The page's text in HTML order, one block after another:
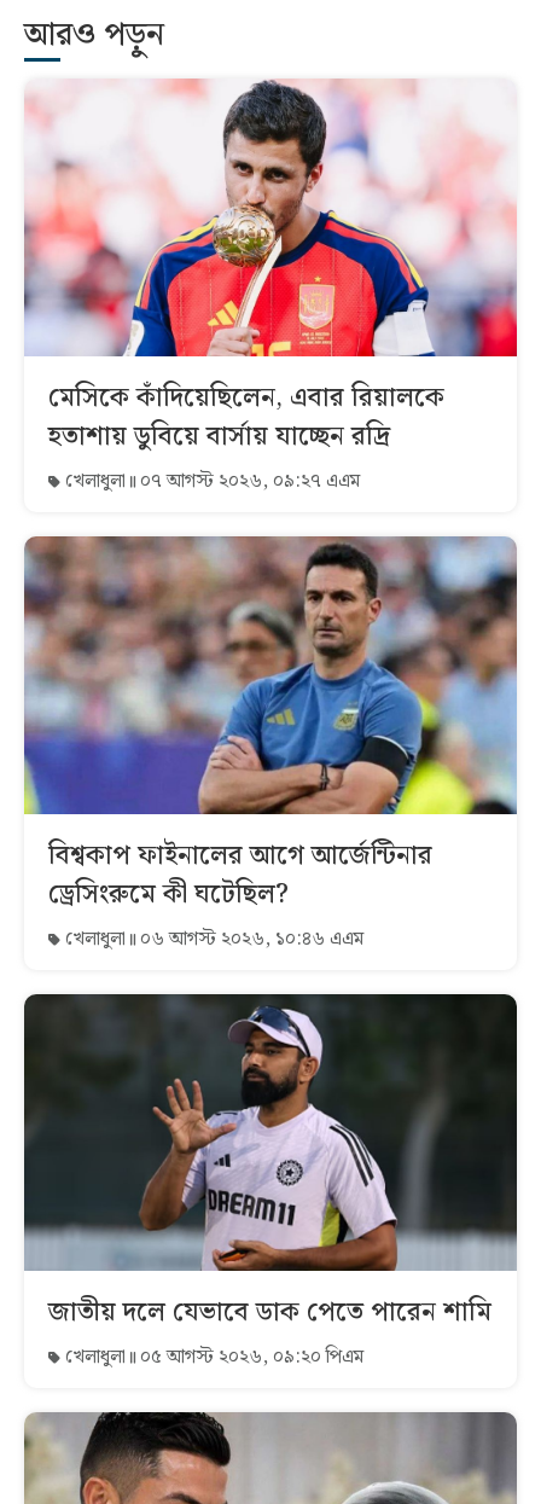
আরও পড়ুন
মেসিকে কাঁদিয়েছিলেন, এবার রিয়ালকে
হতাশায় ডুবিয়ে বার্সায় যাচ্ছেন রদ্রি
খেলাধুলা ০৭ আগস্ট ২০২৬, ০৯:২৭ এএম
বিশ্বকাপ ফাইনালের আগে আর্জেন্টিনার
ড্রেসিংরুমে কী ঘটেছিল?
খেলাধুলা ০৬ আগস্ট ২০২৬, ১০:৪৬ এএম
জাতীয় দলে যেভাবে ডাক পেতে পারেন শামি
খেলাধুলা ০৫ আগস্ট ২০২৬, ০৯:২০ পিএম